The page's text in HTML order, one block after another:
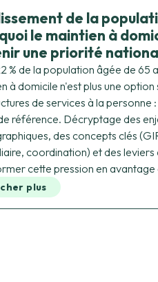
de la
le maintien à
une priorité
% de la population âgée de 65
à domicile n'est plus une
de services à la personne
référence. Décryptage des
des concepts clés
coordination) et des
cette pression en avantage
plus